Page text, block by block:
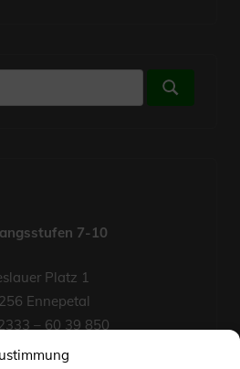
Suchen
7-10
Platz 1
Ennepetal
– 60 39 850
– 60 39 852